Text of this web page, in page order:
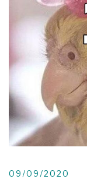
09/09/2020